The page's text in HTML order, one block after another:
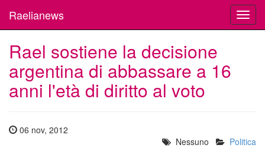
Raelianews
Rael sostiene la decisione
argentina di abbassare a 16
anni l'età di diritto al voto
06 nov, 2012
Nessuno
Politica